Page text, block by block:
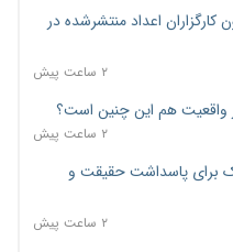
اعداد منتشرشده در
۲ ساعت پیش
۲ ساعت پیش
برای پاسداشت حقیقت و
۲ ساعت پیش